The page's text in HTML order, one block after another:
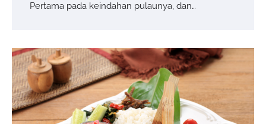
Pertama pada keindahan pulaunya, dan…